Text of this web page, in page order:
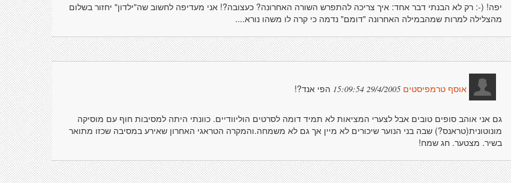
יפה! (-: רק לא הבנתי דבר אחד: איך צריכה להתפרש השורה האחרונה? כעצובה?! אני מעדיפה לחשוב שה"ילדון" יחזור בשלום
מהצלילה למרות שמהבמילה האחרונה "דומם" נדמה כי קרה לו משהו נורא....
אוסף טרמפיסטים 29/4/2005 15:09:54 הפי אנד?!
גם אני אוהב סופים טובים אבל לצערי המציאות לא תמיד דומה לסרטים הוליוודיים. כוונתי היתה למסיבות חוף עם מוסיקה
מונוטונית(טראנס?) שבה בני הנוער שיכורים לא מיין אך גם לא משמחה.והמקרה הטראגי האחרון שאירע במסיבה שכזו מתואר
בשיר. מצטער. חג שמח!